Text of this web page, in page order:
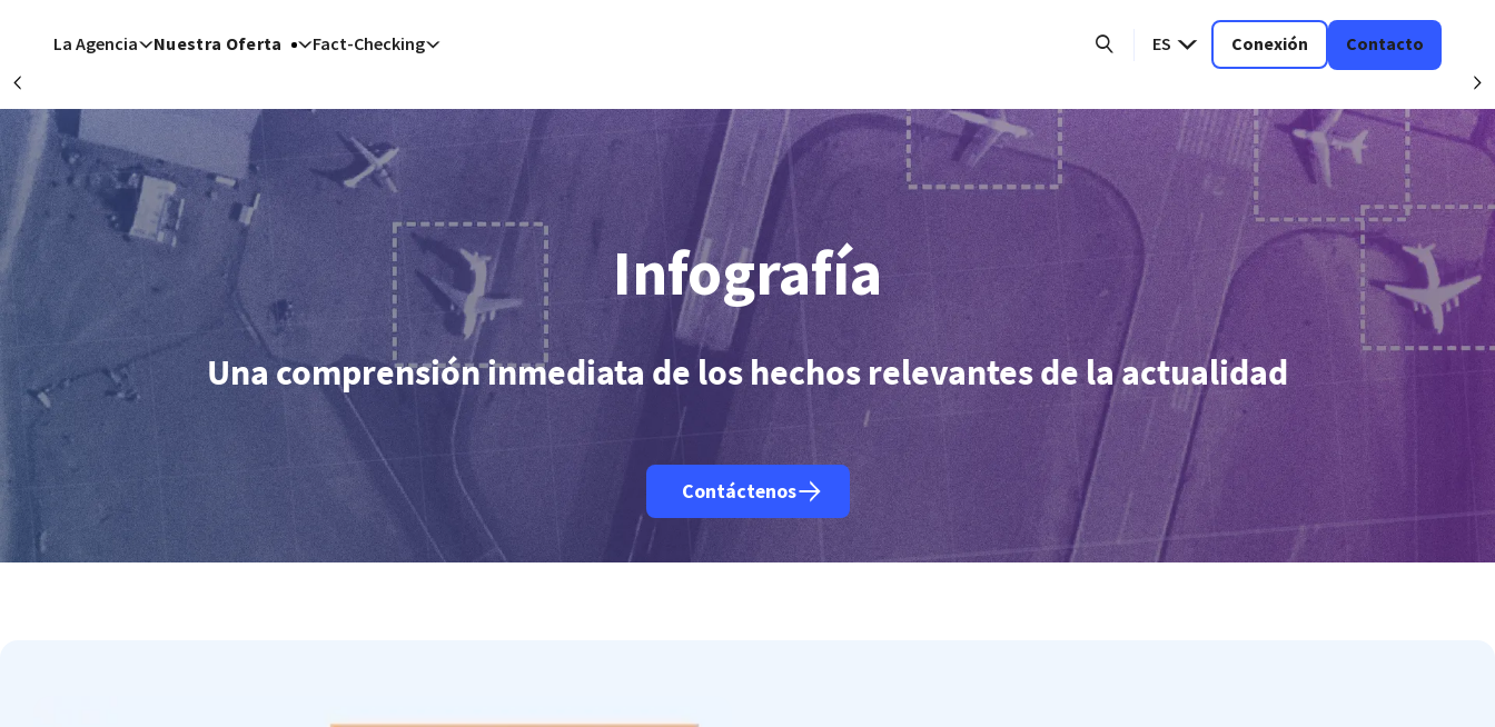
La Agencia Nuestra Oferta Fact-Checking ES Conexión Contacto
San Francisco (AFP)| 06/08/2026 - 05:03:14| Meta lanza nueva IA para programar con la que busca competir con OpenAI y Anthropic
Caracas (AFP)
| 06/08/2026 - 02:22:17
| Opositora Dinorah Figuera llega a Venezuela para diálogo con el gobierno
Nueva York (AFP)
| 06/08/2026 - 01:05:03
| Investigan la corta distancia que hubo entre el helicóptero de Trump y un avión comercial
Washington (AFP)
| 05/08/2026 - 22:17:22
| EEUU y otros países piden una reunión extraordinaria de cancilleres de la OEA sobre Nicaragua
Viena (AFP)
| 05/08/2026 - 18:01:09
| Austria bate su récord de calor por segundo día consecutivo
| 05/08/2026 - 17:55:01
| Cuatro heridos en el centro de Londres tras ataque de una mujer con un objeto punzante
| 05/08/2026 - 15:46:38
| Un dron con un explosivo perturba un aeropuerto en Alemania clave para envíos a Ucrania
Ceuta (AFP)
| Ceuta alerta que la situación de menores migrantes es "insostenible"
Berlín (AFP)
| Hallan dron con un "artefacto explosivo" en un aeropuerto en Alemania
Infografía
Una comprensión inmediata de los hechos relevantes de la actualidad
Contáctenos